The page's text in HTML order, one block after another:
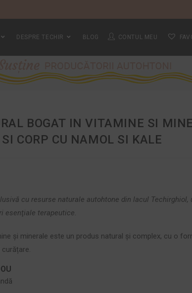
DESPRE TECHIR BLOG CONTUL MEU
BOGAT IN VITAMINE SI
CORP CU NAMOL SI KALE
cu resurse naturale autohtone din lacul Techirghiol,
esenţiale terapeutice.
și minerale este un produs natural și complex, cu o